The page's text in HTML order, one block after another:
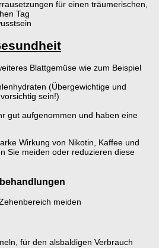
für einen träumerischen,
Tag
Blattgemüse wie zum Beispiel
(Übergewichtige und
sein!)
gut aufgenommen und haben eine
Wirkung von Nikotin, Kaffee und
Sie meiden oder reduzieren diese
meiden
für den alsbaldigen Verbrauch